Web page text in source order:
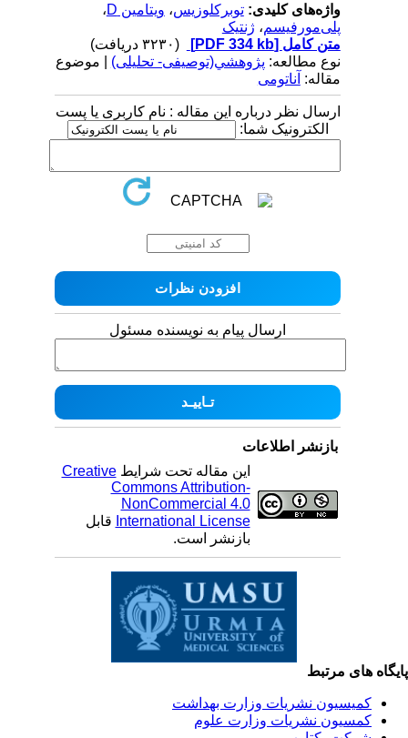
واژه‌های کلیدی:توبرکلوزیس،ویتامین D
،
پلی‌مورفیسم،ژنتیک
متن کامل[PDF 334 kb]
نوع مطالعه:پژوهشي(توصیفی- تحلیلی) | موضوع
مقاله:آناتومی
ارسال نظر درباره این مقاله : نام کاربری یا پست
الکترونیک شما:
ارسال پیام به نویسنده مسئول
بازنشر اطلاعات
این مقاله تحت شرایطCreative
Commons Attribution-
NonCommercial 4.0
International Licenseقابل
بازنشر است.
های مرتبط
کمیسیون نشریات وزارت بهداشت
کمسیون نشریات وزارت علوم